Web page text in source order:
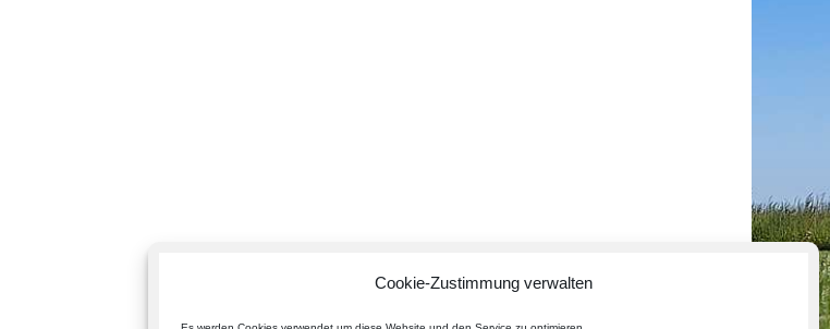
Cookie-Zustimmung verwalten